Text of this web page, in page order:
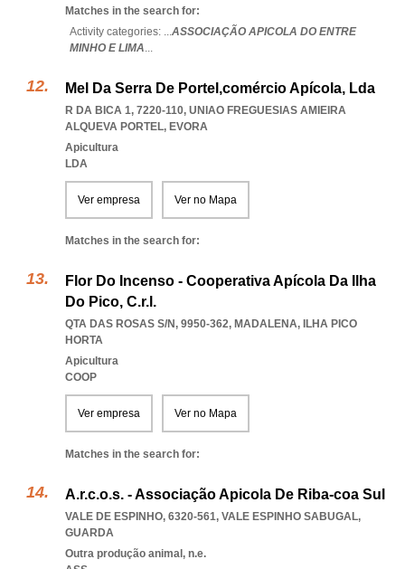
Matches in the search for:
Activity categories: ...ASSOCIAÇÃO APICOLA DO ENTRE
MINHO E LIMA...
Mel Da Serra De Portel,comércio Apícola, Lda
R DA BICA 1, 7220-110, UNIAO FREGUESIAS AMIEIRA
ALQUEVA PORTEL, EVORA
Apicultura
LDA
Ver empresa Ver no Mapa
Matches in the search for:
Flor Do Incenso - Cooperativa Apícola Da Ilha
Do Pico, C.r.l.
QTA DAS ROSAS S/N, 9950-362, MADALENA, ILHA PICO
HORTA
Apicultura
COOP
Ver empresa Ver no Mapa
Matches in the search for:
A.r.c.o.s. - Associação Apicola De Riba-coa Sul
VALE DE ESPINHO, 6320-561, VALE ESPINHO SABUGAL,
GUARDA
Outra produção animal, n.e.